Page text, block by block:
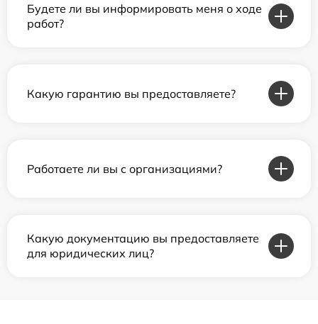
Будете ли вы информировать меня о ходе
работ?
Какую гарантию вы предоставляете?
Работаете ли вы с организациями?
Какую документацию вы предоставляете
для юридических лиц?